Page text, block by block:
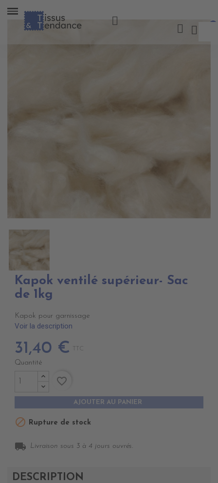
Kapok ventilé supérieur- Sac
de 1kg
Kapok pour garnissage
Voir la description
31,40 € TTC
Quantité
AJOUTER AU PANIER
favorite_border
 Rupture de stock
local_shipping Livraison sous 3 à 4 jours ouvrés.
DESCRIPTION